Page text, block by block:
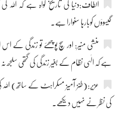
الطاف:دنیا کی تاریخ گواہ ہے کہ اللہ
گیسوؤں کوبارہا سنوارا ہے۔
منشی منیر: اور سچ پوچھئے تو زندگی کے
ہے کہ الٰہی نظام کے بغیر زندگی کی گتھی سلجھ
عزیر:(طنز آمیز مسکراہٹ کے ساتھ)
کی نظر نے نہیں دیکھے۔